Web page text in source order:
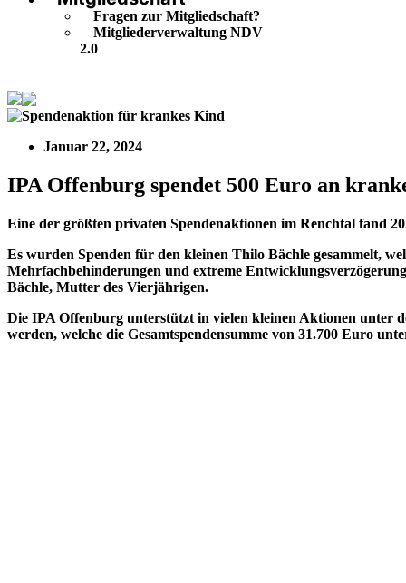
Fragen zur Mitgliedschaft?
Mitgliederverwaltung NDV
2.0
Januar 22, 2024
IPA Offenburg spendet 500 Euro an
Eine der größten privaten Spendenaktionen im Renchtal fand
Es wurden Spenden für den kleinen Thilo Bächle gesammelt,
Mehrfachbehinderungen und extreme
Bächle, Mutter des Vierjährigen.
Die IPA Offenburg unterstützt in vielen kleinen Aktionen unter
werden, welche die Gesamtspendensumme von 31.700 Euro